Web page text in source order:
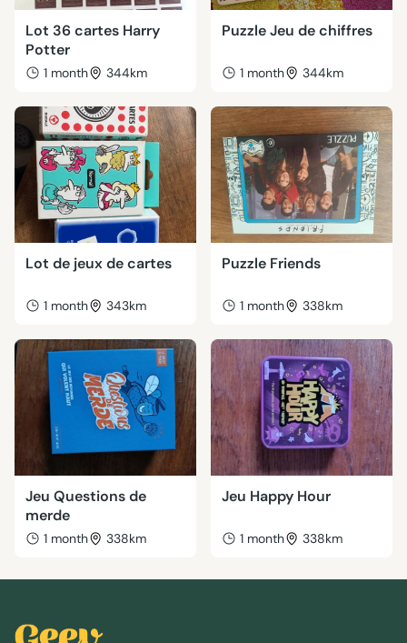
Lot 36 cartes Harry
Potter
1 month 344km
Puzzle Jeu de chiffres
1 month 344km
Lot de jeux de cartes
1 month 343km
Puzzle Friends
1 month 338km
Jeu Questions de
merde
1 month 338km
Jeu Happy Hour
1 month 338km